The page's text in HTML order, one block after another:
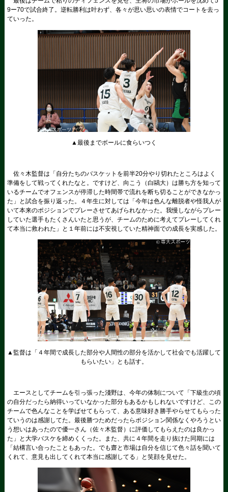
9ー70で試合終了。逆転勝利は叶わず、各々が思い思いの表情でコートを去っ
ていった。
▲最後までボールに食らいつく
佐々木監督は「自分たちのバスケットを前半20分やり切れたところはよく
準備をして戦ってくれたなと。ですけど、向こう（白鷗大）は勝ち方を知って
いるチームでオフェンスが停滞した時間帯で流れを断ち切ることができなかっ
た」と試合を振り返った。４年生に対しては「今年は色んな離脱者や怪我人が
いて本来のポジションでプレーさせてあげられなかった。我慢しながらプレー
していた選手もたくさんいたと思うが、チームのために考えてプレーしてくれ
て本当に救われた」と１年前には不安視していた精神面での成長を実感した。
▲監督は「４年間で成長した部分や人間性の部分を活かして社会でも活躍して
もらいたい」とも話す。
エースとしてチームを引っ張った淺野は、今年の体制について「下級生の頃
の自分だったら納得いっていなかった部分もあるかもしれないですけど、この
チームで色んなことを学ばせてもらって、ある意味好き勝手やらせてもらった
ていうのは感謝してた。最後勝つためだったらポジション関係なくやろうとい
う想いはあったので優一さん（佐々木監督）に評価してもらえたのは良かっ
た」と大学バスケを締めくくった。また、共に４年間を走り抜けた同期には
「結構言い合ったこともあった。でも齋と市場は自分を信じて色々話を聞いて
くれて、意見も出してくれて本当に感謝してる」と笑顔を見せた。